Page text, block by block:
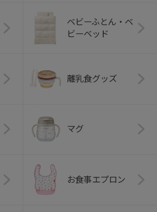
ベビーふとん・ベ
ビーベッド
離乳食グッズ
マグ
お食事エプロン